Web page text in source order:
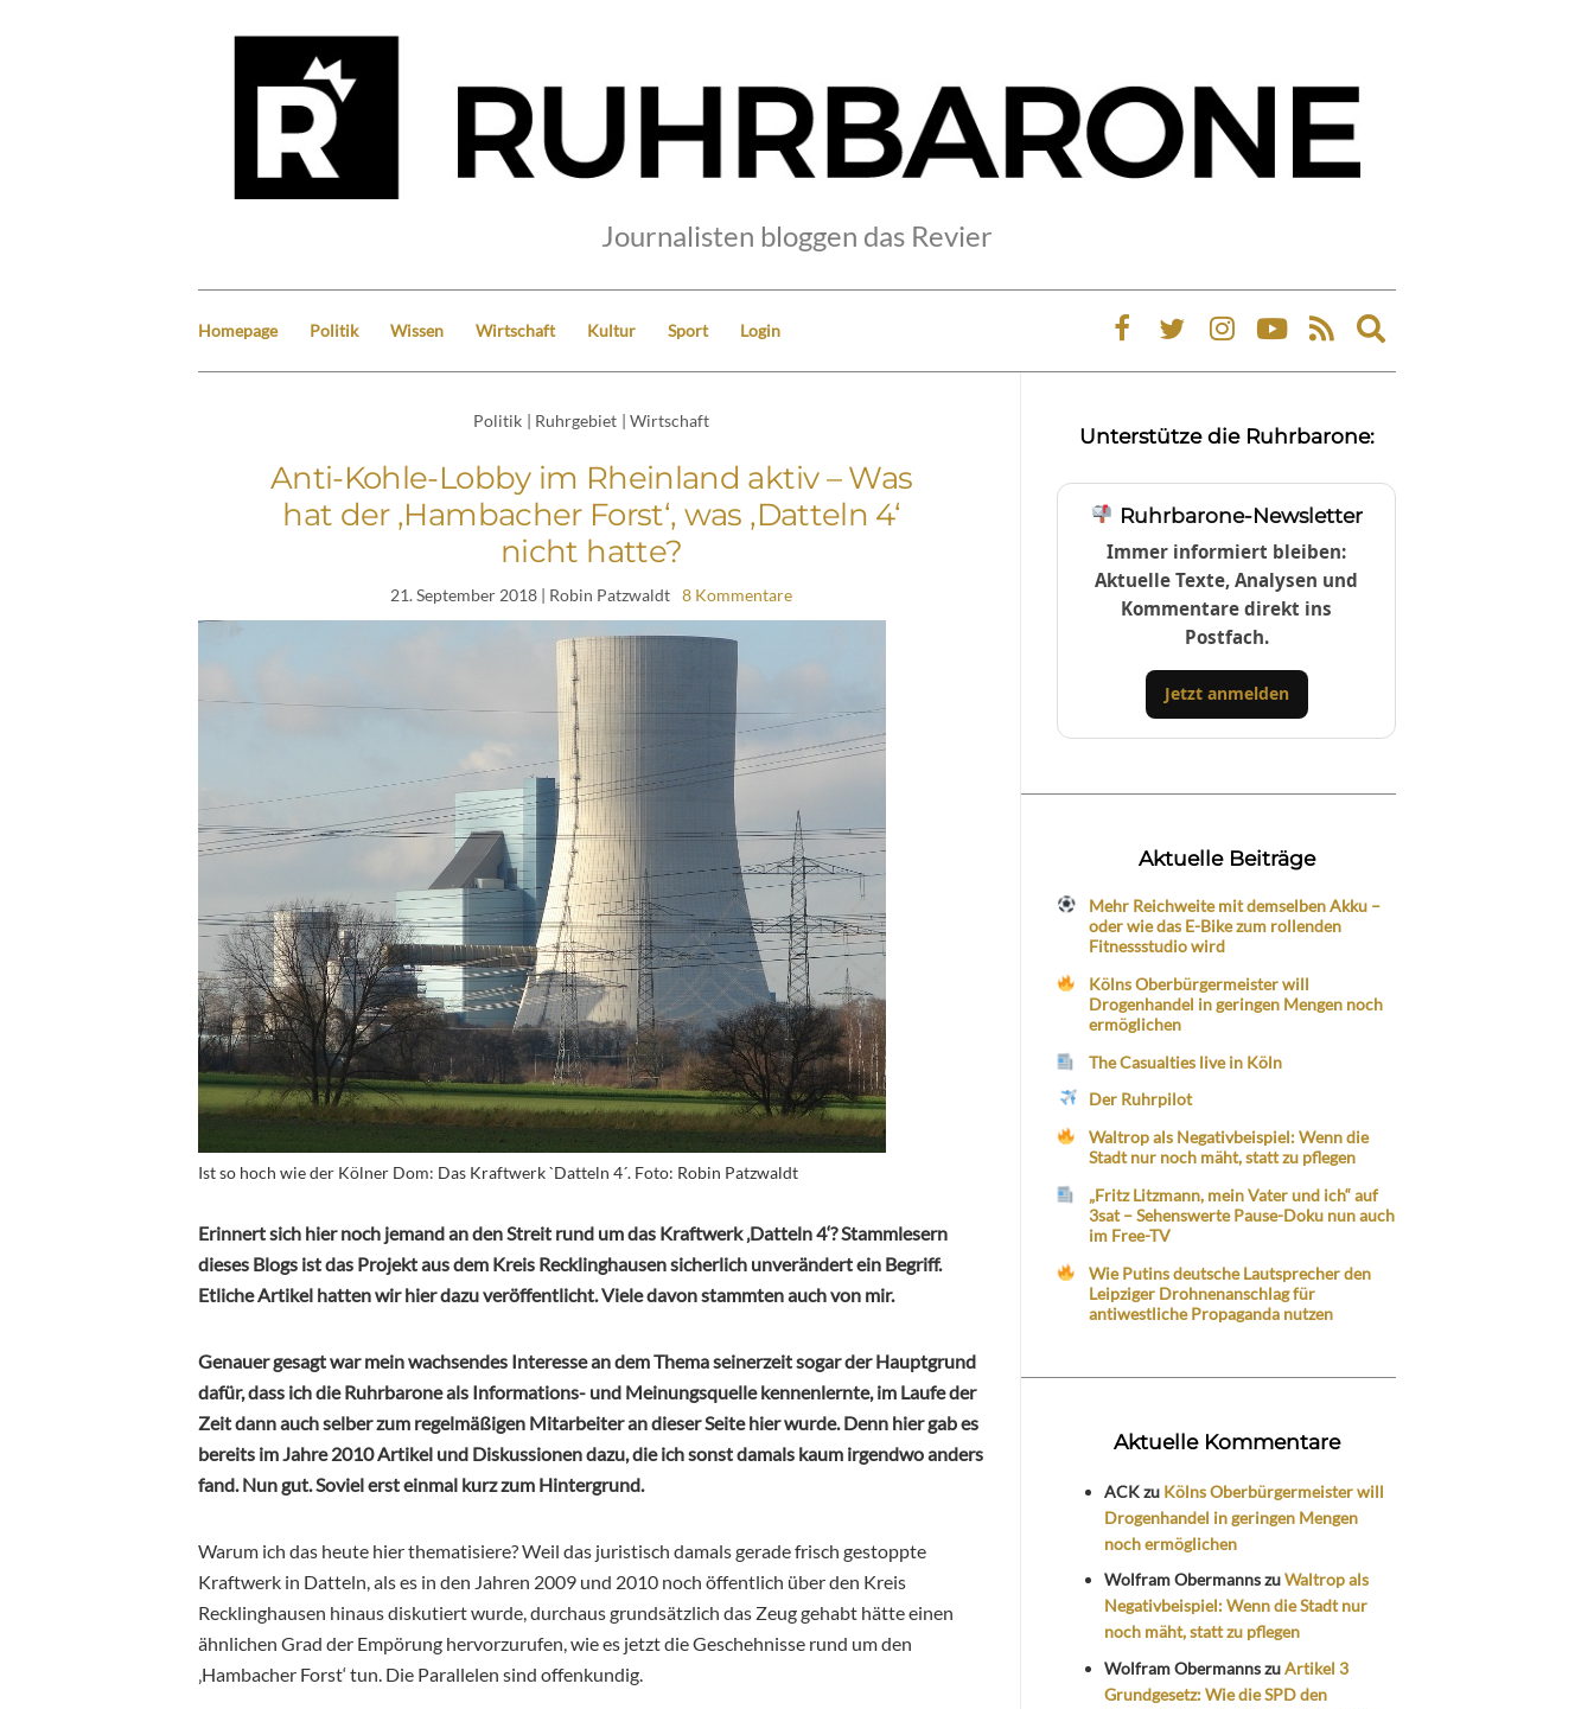
Journalisten bloggen das Revier
Homepage Politik Wissen Wirtschaft Kultur Sport Login
Expand
search
Politik | Ruhrgebiet | Wirtschaft
Anti-Kohle-Lobby im Rheinland aktiv – Was
hat der ‚Hambacher Forst‘, was ‚Datteln 4‘
nicht hatte?
21. September 2018 | Robin Patzwaldt 8 Kommentare
Ist so hoch wie der Kölner Dom: Das Kraftwerk `Datteln 4´. Foto: Robin Patzwaldt
Erinnert sich hier noch jemand an den Streit rund um das Kraftwerk ‚Datteln 4‘? Stammlesern
dieses Blogs ist das Projekt aus dem Kreis Recklinghausen sicherlich unverändert ein Begriff.
Etliche Artikel hatten wir hier dazu veröffentlicht. Viele davon stammten auch von mir.
Genauer gesagt war mein wachsendes Interesse an dem Thema seinerzeit sogar der Hauptgrund
dafür, dass ich die Ruhrbarone als Informations- und Meinungsquelle kennenlernte, im Laufe der
Zeit dann auch selber zum regelmäßigen Mitarbeiter an dieser Seite hier wurde. Denn hier gab es
bereits im Jahre 2010 Artikel und Diskussionen dazu, die ich sonst damals kaum irgendwo anders
fand. Nun gut. Soviel erst einmal kurz zum Hintergrund.
Warum ich das heute hier thematisiere? Weil das juristisch damals gerade frisch gestoppte
Kraftwerk in Datteln, als es in den Jahren 2009 und 2010 noch öffentlich über den Kreis
Recklinghausen hinaus diskutiert wurde, durchaus grundsätzlich das Zeug gehabt hätte einen
ähnlichen Grad der Empörung hervorzurufen, wie es jetzt die Geschehnisse rund um den
‚Hambacher Forst‘ tun. Die Parallelen sind offenkundig.
Unterstütze die Ruhrbarone:
Ruhrbarone-Newsletter
Immer informiert bleiben:
Aktuelle Texte, Analysen und
Kommentare direkt ins
Postfach.
Jetzt anmelden
Aktuelle Beiträge
Mehr Reichweite mit demselben Akku –
oder wie das E-Bike zum rollenden
Fitnessstudio wird
Kölns Oberbürgermeister will
Drogenhandel in geringen Mengen noch
ermöglichen
The Casualties live in Köln
Der Ruhrpilot
Waltrop als Negativbeispiel: Wenn die
Stadt nur noch mäht, statt zu pflegen
„Fritz Litzmann, mein Vater und ich“ auf
3sat – Sehenswerte Pause-Doku nun auch
im Free-TV
Wie Putins deutsche Lautsprecher den
Leipziger Drohnenanschlag für
antiwestliche Propaganda nutzen
Aktuelle Kommentare
ACKzu Kölns Oberbürgermeister will
Drogenhandel in geringen Mengen
noch ermöglichen
Wolfram ObermannszuWaltrop als
Negativbeispiel: Wenn die Stadt nur
noch mäht, statt zu pflegen
Wolfram ObermannszuArtikel 3
Grundgesetz: Wie die SPD den